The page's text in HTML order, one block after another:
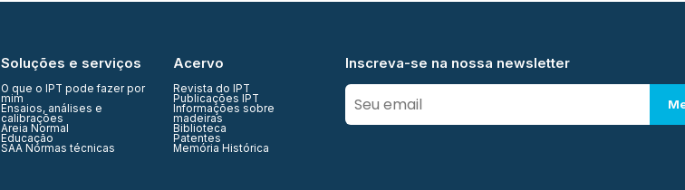
Soluções e serviços
O que o IPT pode fazer por
mim
Ensaios, análises e
calibrações
Areia Normal
Educação
SAA Normas técnicas
Acervo
Revista do IPT
Publicações IPT
Informações sobre
madeiras
Biblioteca
Patentes
Memória Histórica
Inscreva-se na nossa newsletter